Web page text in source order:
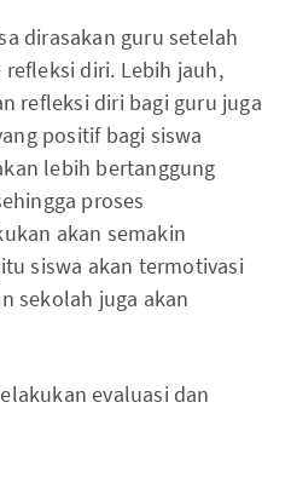
dirasakan guru setelah
diri. Lebih jauh,
refleksi diri bagi guru juga
positif bagi siswa
lebih bertanggung
proses
akan semakin
siswa akan termotivasi
sekolah juga akan
evaluasi dan